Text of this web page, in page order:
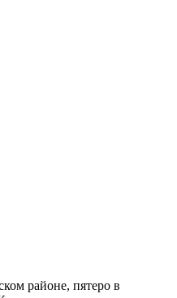
районе, пятеро в